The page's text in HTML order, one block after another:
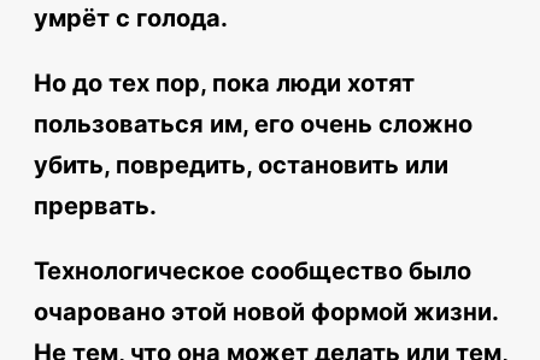
умрёт с голода.
Но до тех пор, пока люди хотят
пользоваться им, его очень сложно
убить, повредить, остановить или
прервать.
Технологическое сообщество было
очаровано этой новой формой жизни.
Не тем, что она может делать или тем,